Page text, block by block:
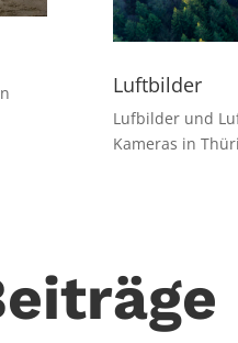
Luftbilder
Lufbilder und
Kameras in